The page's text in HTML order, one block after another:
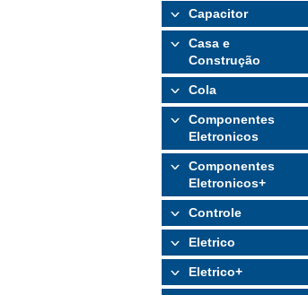
Capacitor
Casa e
Construção
Cola
Componentes
Eletronicos
Componentes
Eletronicos+
Controle
Eletrico
Eletrico+